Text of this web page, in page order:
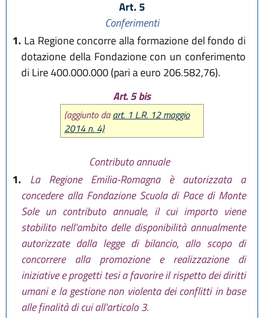
Art. 5
Conferimenti
1. La Regione concorre alla formazione del fondo di
dotazione della Fondazione con un conferimento
di Lire 400.000.000 (pari a euro 206.582,76).
Art. 5 bis
(aggiunto daart. 1 L.R. 12 maggio
2014 n. 4)
Contributo annuale
1.
La Regione Emilia-Romagna è autorizzata a
concedere alla Fondazione Scuola di Pace di Monte
Sole un contributo annuale, il cui importo viene
stabilito nell'ambito delle disponibilità annualmente
autorizzate dalla legge di bilancio, allo scopo di
concorrere alla promozione e realizzazione di
iniziative e progetti tesi a favorire il rispetto dei diritti
umani e la gestione non violenta dei conflitti in base
alle finalità di cui all'articolo 3.